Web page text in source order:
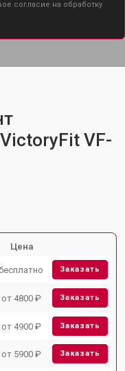
согласие на обработку
VF-
Цена
Заказать
от 4800 ₽ Заказать
от 4900 ₽ Заказать
от 5900 ₽ Заказать